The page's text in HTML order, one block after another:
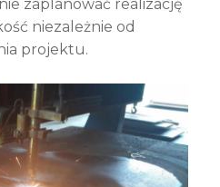
zaplanować realizację
niezależnie od
projektu.